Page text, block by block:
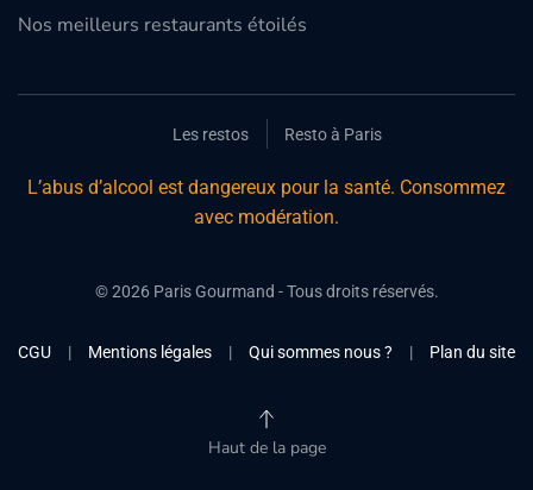
Nos meilleurs restaurants étoilés
Les restos Resto à Paris
L’abus d’alcool est dangereux pour la santé. Consommez
avec modération.
©2026Paris Gourmand - Tous droits réservés.
CGU | Mentions légales | Qui sommes nous ? | Plan du site
Haut de la page